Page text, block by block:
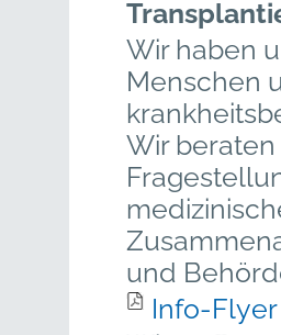
Wir haben
Menschen
Wir
und
Info-